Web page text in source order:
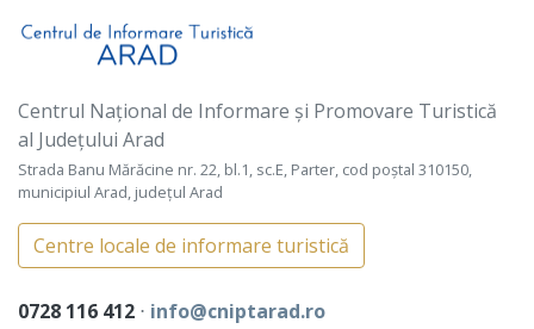
Centrul Național de Informare și Promovare Turistică
al Județului Arad
Strada Banu Mărăcine nr. 22, bl.1, sc.E, Parter, cod poștal 310150,
municipiul Arad, județul Arad
Centre locale de informare turistică
0728 116 412 ⋅ info@cniptarad.ro